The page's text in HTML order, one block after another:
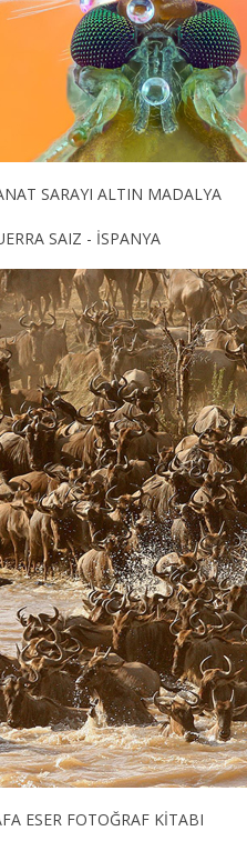
SARAYI ALTIN MADALYA
SAIZ - İSPANYA
ESER FOTOĞRAF KİTABI